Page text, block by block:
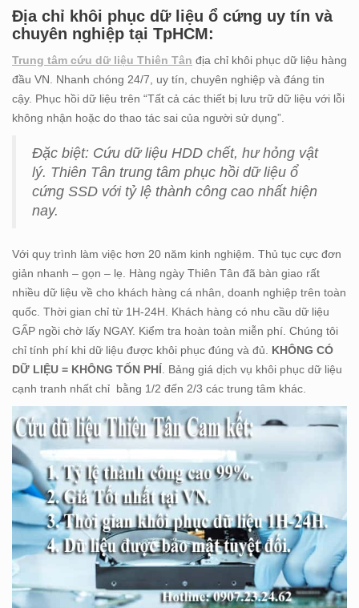
Địa chỉ khôi phục dữ liệu ổ cứng uy tín và
chuyên nghiệp tại TpHCM:
Trung tâm cứu dữ liệu Thiên Tân địa chỉ khôi phục dữ liệu hàng
đầu VN. Nhanh chóng 24/7, uy tín, chuyên nghiệp và đáng tin
cậy. Phục hồi dữ liệu trên “Tất cả các thiết bị lưu trữ dữ liệu với lỗi
không nhận hoặc do thao tác sai của người sử dụng”.
Đặc biệt: Cứu dữ liệu HDD chết, hư hỏng vật
lý. Thiên Tân trung tâm phục hồi dữ liệu ổ
cứng SSD với tỷ lệ thành công cao nhất hiện
nay.
Với quy trình làm việc hơn 20 năm kinh nghiệm. Thủ tục cực đơn
giản nhanh – gọn – lẹ. Hàng ngày Thiên Tân đã bàn giao rất
nhiều dữ liệu về cho khách hàng cá nhân, doanh nghiệp trên toàn
quốc. Thời gian chỉ từ 1H-24H. Khách hàng có nhu cầu dữ liệu
GẤP ngồi chờ lấy NGAY. Kiểm tra hoàn toàn miễn phí. Chúng tôi
chỉ tính phí khi dữ liệu được khôi phục đúng và đủ.
KHÔNG CÓ
DỮ LIỆU = KHÔNG TỐN PHÍ . Bảng giá dịch vụ khôi phục dữ liệu
cạnh tranh nhất chỉ bằng 1/2 đến 2/3 các trung tâm khác.